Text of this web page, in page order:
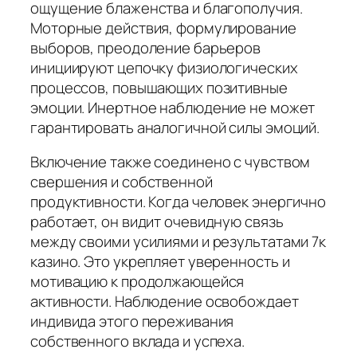
ощущение блаженства и благополучия.
Моторные действия, формулирование
выборов, преодоление барьеров
инициируют цепочку физиологических
процессов, повышающих позитивные
эмоции. Инертное наблюдение не может
гарантировать аналогичной силы эмоций.
Включение также соединено с чувством
свершения и собственной
продуктивности. Когда человек энергично
работает, он видит очевидную связь
между своими усилиями и результатами 7к
казино. Это укрепляет уверенность и
мотивацию к продолжающейся
активности. Наблюдение освобождает
индивида этого переживания
собственного вклада и успеха.